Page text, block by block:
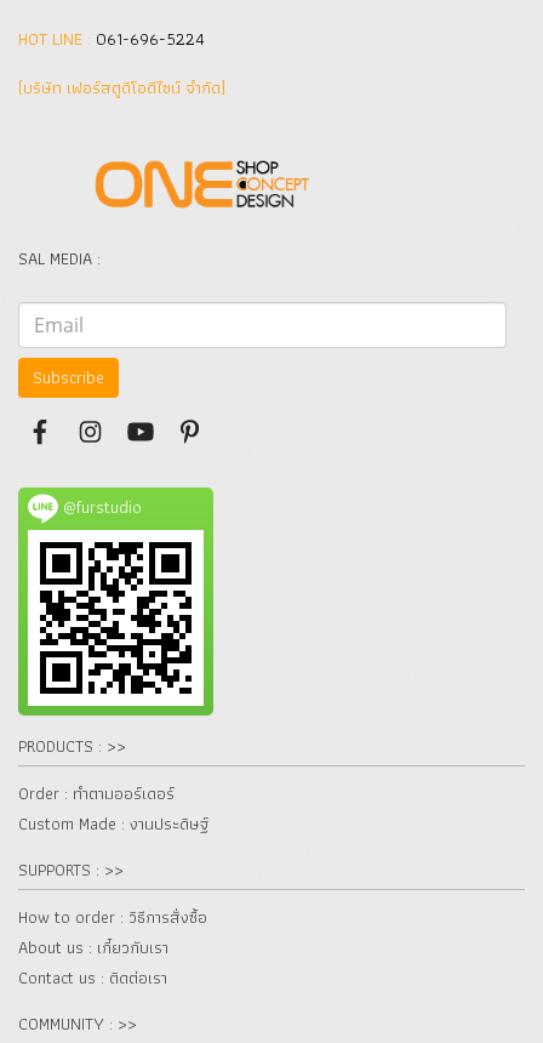
HOT LINE : 061-696-5224
(บริษัท เฟอร์สตูดิโอดีไซน์ จำกัด]
SAL MEDIA :
Subscribe
@furstudio
PRODUCTS : >>
Order : ทำตามออร์เดอร์
Custom Made : งานประดิษฐ์
SUPPORTS : >>
How to order : วิธีการสั่งซื้อ
About us : เกี๋ยวกับเรา
Contact us : ติดต่อเรา
COMMUNITY : >>